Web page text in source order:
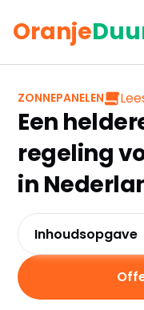
Oranje
ZONNEPANELEN
Een
regeling
in
Inhoudsopgave
zonne-energie
Een straaltje
BTW-regeling